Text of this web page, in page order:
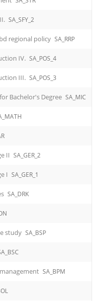
SA_SFY_2
regional policy SA_RRP
IV. SA_POS_4
III. SA_POS_3
Bachelor's Degree SA_MIC
II SA_GER_2
I SA_GER_1
SA_DRK
study SA_BSP
SA_BPM